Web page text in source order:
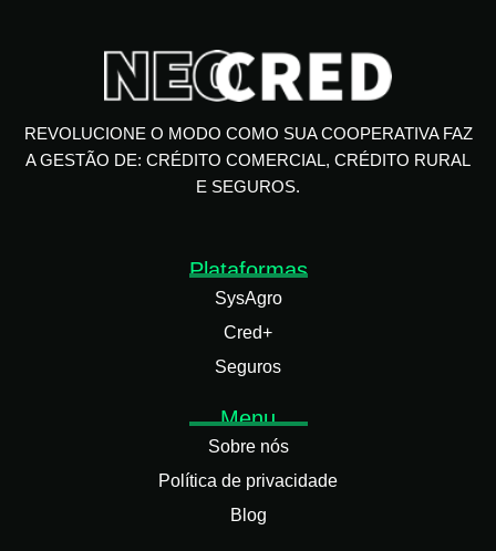
REVOLUCIONE O MODO COMO SUA COOPERATIVA FAZ
A GESTÃO DE: CRÉDITO COMERCIAL, CRÉDITO RURAL
E SEGUROS.
Plataformas
SysAgro
Cred+
Seguros
Menu
Sobre nós
Política de privacidade
Blog